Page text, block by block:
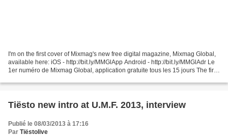
I'm on the first cover of Mixmag's new free digital magazine, Mixmag Global,
available here: iOS - http://bit.ly/MMGlApp Android - http://bit.ly/MMGlAdr Le
1er numéro de Mixmag Global, application gratuite tous les 15 jours The first
Tiësto new intro at U.M.F. 2013, interview
Publié le 08/03/2013 à 17:16
Par Tiëstolive